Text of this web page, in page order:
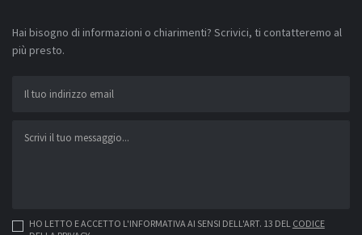
Hai bisogno di informazioni o chiarimenti? Scrivici, ti contatteremo al
più presto.
HO LETTO E ACCETTO L'INFORMATIVA AI SENSI DELL'ART. 13 DEL CODICE